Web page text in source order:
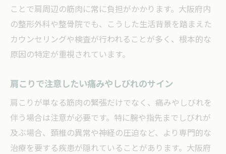
ことで肩周辺の筋肉に常に負担がかかります。大阪府内
の整形外科や整骨院でも、こうした生活背景を踏まえた
カウンセリングや検査が行われることが多く、根本的な
原因の特定が重視されています。
肩こりで注意したい痛みやしびれのサイン
肩こりが単なる筋肉の緊張だけでなく、痛みやしびれを
伴う場合は注意が必要です。特に腕や指先までしびれが
及ぶ場合、頚椎の異常や神経の圧迫など、より専門的な
治療を要する疾患が隠れていることがあります。大阪府